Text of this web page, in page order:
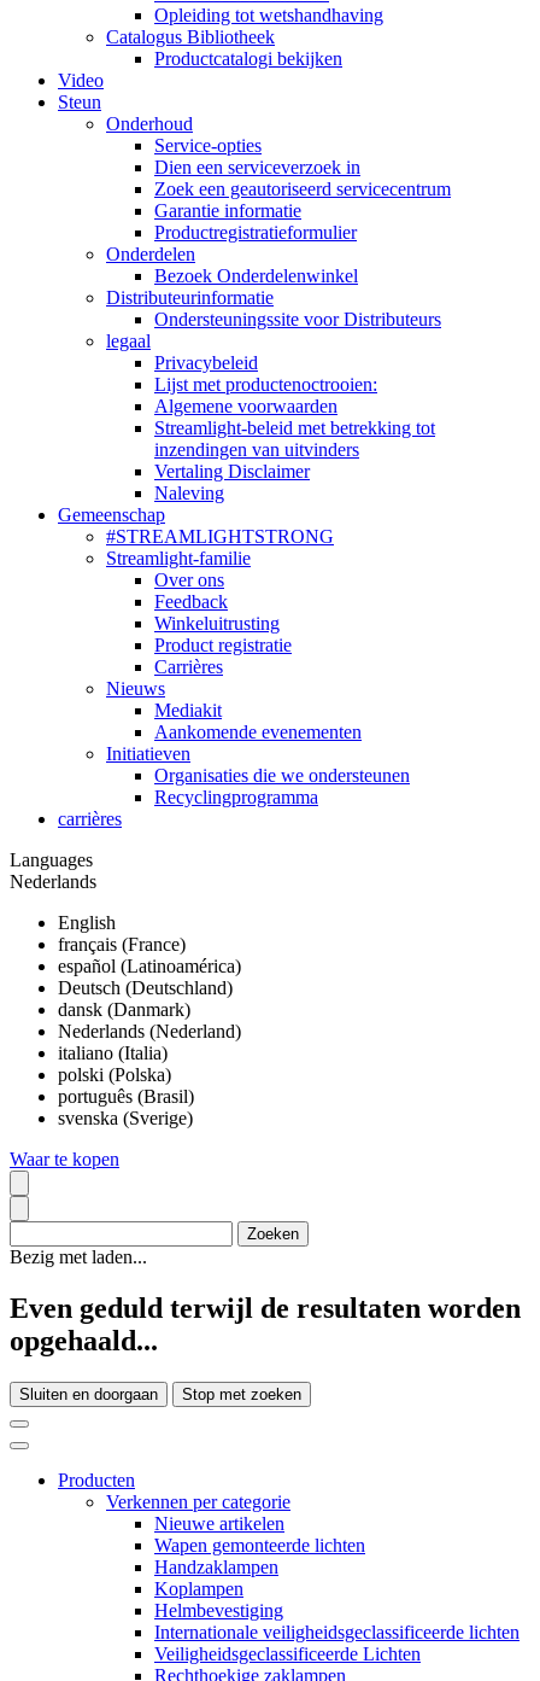
Opleiding tot wetshandhaving
Catalogus Bibliotheek
Productcatalogi bekijken
Video
Steun
Onderhoud
Service-opties
Dien een serviceverzoek in
Zoek een geautoriseerd servicecentrum
Garantie informatie
Productregistratieformulier
Onderdelen
Bezoek Onderdelenwinkel
Distributeurinformatie
Ondersteuningssite voor Distributeurs
legaal
Privacybeleid
Lijst met productenoctrooien:
Algemene voorwaarden
Streamlight-beleid met betrekking tot
inzendingen van uitvinders
Vertaling Disclaimer
Naleving
Gemeenschap
#STREAMLIGHTSTRONG
Streamlight-familie
Over ons
Feedback
Winkeluitrusting
Product registratie
Carrières
Nieuws
Mediakit
Aankomende evenementen
Initiatieven
Organisaties die we ondersteunen
Recyclingprogramma
carrières
Languages
Nederlands
English
français (France)
español (Latinoamérica)
Deutsch (Deutschland)
dansk (Danmark)
Nederlands (Nederland)
italiano (Italia)
polski (Polska)
português (Brasil)
svenska (Sverige)
Waar te kopen
Bezig met laden...
Even geduld terwijl de resultaten worden
opgehaald...
Sluiten en doorgaan Stop met zoeken
Producten
Verkennen per categorie
Nieuwe artikelen
Wapen gemonteerde lichten
Handzaklampen
Koplampen
Helmbevestiging
Internationale veiligheidsgeclassificeerde lichten
Veiligheidsgeclassificeerde Lichten
Rechthoekige zaklampen